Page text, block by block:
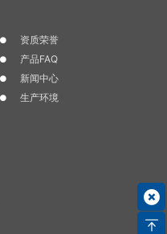
资质荣誉
产品FAQ
新闻中心
生产环境